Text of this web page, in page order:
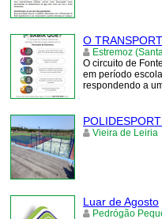
O
Estremoz
O circuito de
em período
respondendo a
Vieira de Leiria
Luar de Agosto
Pedrógão